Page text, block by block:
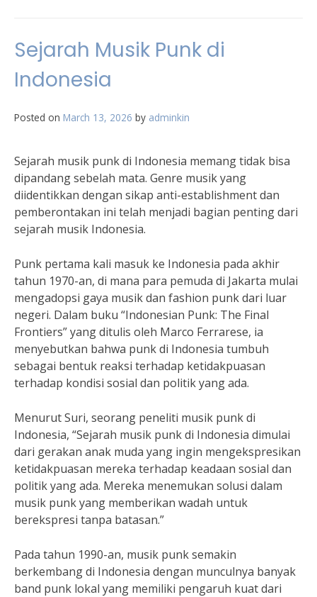
Sejarah Musik Punk di
Indonesia
Posted on March 13, 2026 by adminkin
Sejarah musik punk di Indonesia memang tidak bisa
dipandang sebelah mata. Genre musik yang
diidentikkan dengan sikap anti-establishment dan
pemberontakan ini telah menjadi bagian penting dari
sejarah musik Indonesia.
Punk pertama kali masuk ke Indonesia pada akhir
tahun 1970-an, di mana para pemuda di Jakarta mulai
mengadopsi gaya musik dan fashion punk dari luar
negeri. Dalam buku “Indonesian Punk: The Final
Frontiers” yang ditulis oleh Marco Ferrarese, ia
menyebutkan bahwa punk di Indonesia tumbuh
sebagai bentuk reaksi terhadap ketidakpuasan
terhadap kondisi sosial dan politik yang ada.
Menurut Suri, seorang peneliti musik punk di
Indonesia, “Sejarah musik punk di Indonesia dimulai
dari gerakan anak muda yang ingin mengekspresikan
ketidakpuasan mereka terhadap keadaan sosial dan
politik yang ada. Mereka menemukan solusi dalam
musik punk yang memberikan wadah untuk
berekspresi tanpa batasan.”
Pada tahun 1990-an, musik punk semakin
berkembang di Indonesia dengan munculnya banyak
band punk lokal yang memiliki pengaruh kuat dari